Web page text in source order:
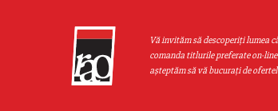
Vă invităm să descoperiţi lumea
comanda titlurile preferate on-
aşteptăm să vă bucuraţi de